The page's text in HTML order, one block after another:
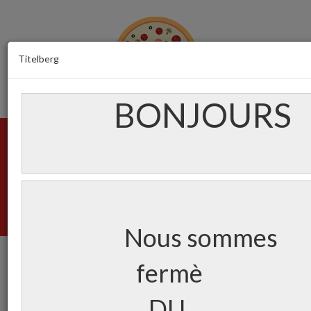
Titelberg
BONJOURS
Nous sommes
fermè